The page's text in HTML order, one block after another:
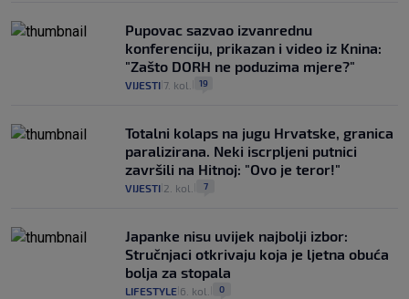
Pupovac sazvao izvanrednu
konferenciju, prikazan i video iz Knina:
"Zašto DORH ne poduzima mjere?"
VIJESTI 7. kol. 19
Totalni kolaps na jugu Hrvatske, granica
paralizirana. Neki iscrpljeni putnici
završili na Hitnoj: "Ovo je teror!"
VIJESTI 2. kol. 7
Japanke nisu uvijek najbolji izbor:
Stručnjaci otkrivaju koja je ljetna obuća
bolja za stopala
LIFESTYLE 6. kol. 0